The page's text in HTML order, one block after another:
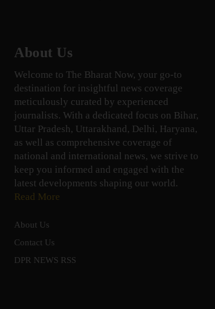
About Us
Welcome to The Bharat Now, your go-to
destination for insightful news coverage
meticulously curated by experienced
journalists. With a dedicated focus on Bihar,
Uttar Pradesh, Uttarakhand, Delhi, Haryana,
as well as comprehensive coverage of
national and international news, we strive to
keep you informed and engaged with the
latest developments shaping our world.
Read More
About Us
Contact Us
DPR NEWS RSS